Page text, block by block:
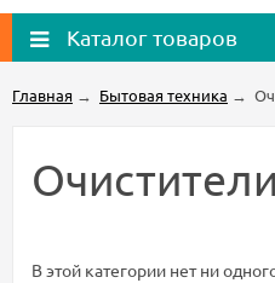
Каталог товаров
Главная → Бытовая техника →
В этой категории нет ни